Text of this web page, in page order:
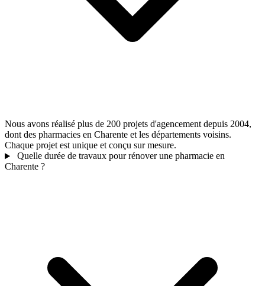
Nous avons réalisé plus de 200 projets d'agencement depuis 2004,
dont des pharmacies en Charente et les départements voisins.
Chaque projet est unique et conçu sur mesure.
Quelle durée de travaux pour rénover une pharmacie en
Charente ?